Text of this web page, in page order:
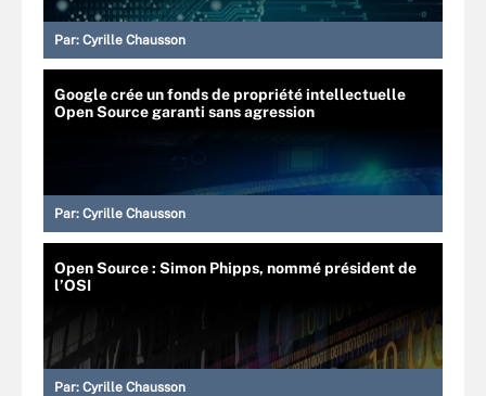
Par: Cyrille Chausson
Google crée un fonds de propriété intellectuelle
Open Source garanti sans agression
Par: Cyrille Chausson
Open Source : Simon Phipps, nommé président de
l’OSI
Par: Cyrille Chausson